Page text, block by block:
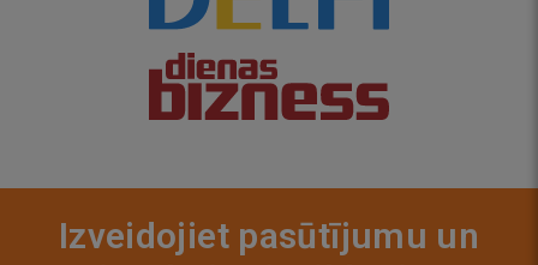
Izveidojiet pasūtījumu un